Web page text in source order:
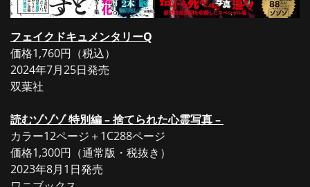
フェイクドキュメンタリーQ
価格1,760円（税込）
2024年7月25日発売
双葉社
読むゾゾゾ 特別編 – 捨てられた心霊写真 –
カラー12ページ＋1C288ページ
価格1,300円（通常版・税抜き）
2023年8月1日発売